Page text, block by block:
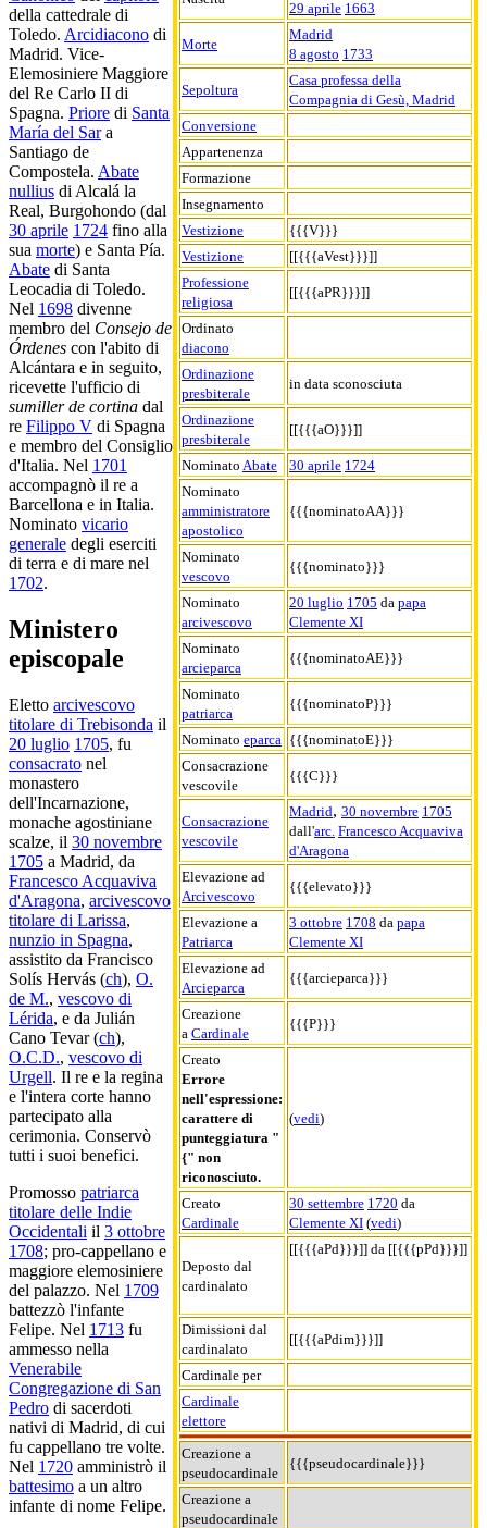
29 aprile 1663
Morte
Madrid
8 agosto 1733
Sepoltura
Casa professa della
Compagnia di Gesù, Madrid
Conversione
Appartenenza
Formazione
Insegnamento
Vestizione
{{{V}}}
Vestizione
[[{{{aVest}}}]]
Professione
religiosa
[[{{{aPR}}}]]
Ordinato
diacono
Ordinazione
presbiterale
in data sconosciuta
Ordinazione
presbiterale
[[{{{aO}}}]]
Nominato Abate 30 aprile 1724
Nominato
amministratore
apostolico
{{{nominatoAA}}}
Nominato
vescovo
{{{nominato}}}
Nominato
arcivescovo
20 luglio 1705 da papa
Clemente XI
Nominato
arcieparca
{{{nominatoAE}}}
Nominato
patriarca
{{{nominatoP}}}
Nominato eparca {{{nominatoE}}}
Consacrazione
vescovile
{{{C}}}
Consacrazione
vescovile
Madrid, 30 novembre 1705
dall'arc. Francesco Acquaviva
d'Aragona
Elevazione ad
Arcivescovo
{{{elevato}}}
Elevazione a
Patriarca
3 ottobre 1708 da papa
Clemente XI
Elevazione ad
Arcieparca
{{{arcieparca}}}
Creazione
a Cardinale
{{{P}}}
Creato
Errore
nell'espressione:
carattere di
punteggiatura "
{" non
riconosciuto.
(vedi)
Creato
Cardinale
30 settembre 1720 da
Clemente XI (vedi)
Deposto dal
cardinalato
[[{{{aPd}}}]] da [[{{{pPd}}}]]
Dimissioni dal
cardinalato
[[{{{aPdim}}}]]
Cardinale per
Cardinale
elettore
Creazione a
pseudocardinale
{{{pseudocardinale}}}
Creazione a
pseudocardinale
della cattedrale di
Toledo. Arcidiacono di
Madrid. Vice-
Elemosiniere Maggiore
del Re Carlo II di
Spagna. Priore di Santa
María del Sara
Santiago de
Compostela. Abate
nullius di Alcalá la
Real, Burgohondo (dal
30 aprile 1724 fino alla
sua morte) e Santa Pía.
Abate di Santa
Leocadia di Toledo.
Nel 1698 divenne
membro del Consejo de
Órdenes con l'abito di
Alcántara e in seguito,
ricevette l'ufficio di
sumiller de cortina dal
re Filippo V di Spagna
e membro del Consiglio
d'Italia. Nel 1701
accompagnò il re a
Barcellona e in Italia.
Nominato vicario
generale degli eserciti
di terra e di mare nel
1702.
Ministero
episcopale
Eletto arcivescovo
titolare di Trebisonda il
20 luglio 1705, fu
consacrato nel
monastero
dell'Incarnazione,
monache agostiniane
scalze, il 30 novembre
1705 a Madrid, da
Francesco Acquaviva
d'Aragona, arcivescovo
titolare di Larissa,
nunzio in Spagna,
assistito da Francisco
Solís Hervás (ch), O.
de M., vescovo di
Lérida, e da Julián
Cano Tevar (ch),
O.C.D., vescovo di
Urgell. Il re e la regina
e l'intera corte hanno
partecipato alla
cerimonia. Conservò
tutti i suoi benefici.
Promosso patriarca
titolare delle Indie
Occidentali il 3 ottobre
1708; pro-cappellano e
maggiore elemosiniere
del palazzo. Nel 1709
battezzò l'infante
Felipe. Nel 1713 fu
ammesso nella
Venerabile
Congregazione di San
Pedro di sacerdoti
nativi di Madrid, di cui
fu cappellano tre volte.
Nel 1720 amministrò il
battesimo a un altro
infante di nome Felipe.